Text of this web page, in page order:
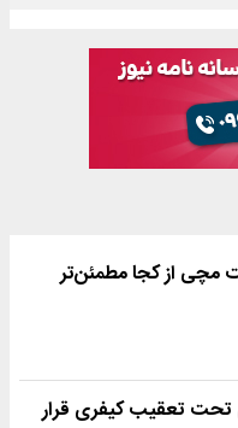
مچی از کجا مطمئن‌تر
تحت تعقیب کیفری قرار